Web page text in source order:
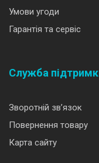
Умови угоди
Гарантія та сервіс
Служба
Зворотній зв’язок
Повернення товару
Карта сайту